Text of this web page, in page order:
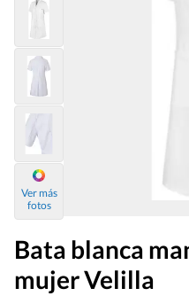
Ver más
fotos
Bata blanca
mujer Velilla